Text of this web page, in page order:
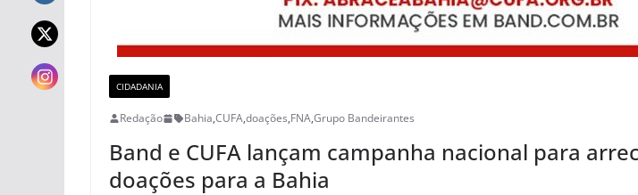
CIDADANIA
Redação Bahia,CUFA,doações,FNA,Grupo Bandeirantes
Band e CUFA lançam campanha nacional para
doações para a Bahia